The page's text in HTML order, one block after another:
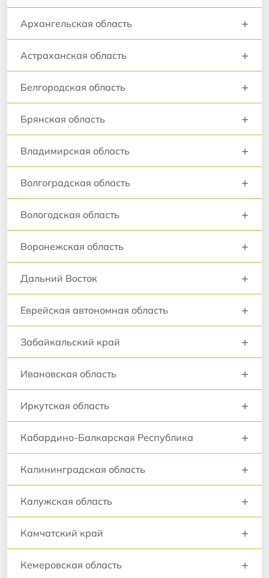
Архангельская область +
Астраханская область +
Белгородская область +
Брянская область +
Владимирская область +
Волгоградская область +
Вологодская область +
Воронежская область +
Дальний Восток +
Еврейская автономная область +
Забайкальский край +
Ивановская область +
Иркутская область +
Кабардино-Балкарская Республика +
Калининградская область +
Калужская область +
Камчатский край +
Кемеровская область +